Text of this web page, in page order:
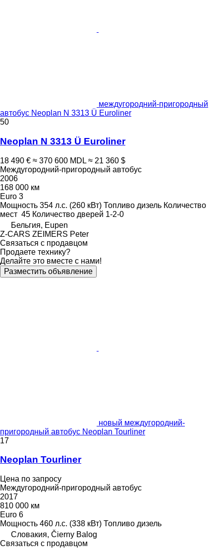
междугородний-пригородный
автобус Neoplan N 3313 Ü Euroliner
50
Neoplan N 3313 Ü Euroliner
18 490 € ≈ 370 600 MDL ≈ 21 360 $
Междугородний-пригородный автобус
2006
168 000 км
Euro 3
Мощность 354 л.с. (260 кВт) Топливо дизель Количество
мест 45 Количество дверей 1-2-0
Бельгия, Eupen
Z-CARS ZEIMERS Peter
Связаться с продавцом
Продаете технику?
Делайте это вместе с нами!
Разместить объявление
новый междугородний-
пригородный автобус Neoplan Tourliner
17
Neoplan Tourliner
Цена по запросу
Междугородний-пригородный автобус
2017
810 000 км
Euro 6
Мощность 460 л.с. (338 кВт) Топливо дизель
Словакия, Čierny Balog
Связаться с продавцом